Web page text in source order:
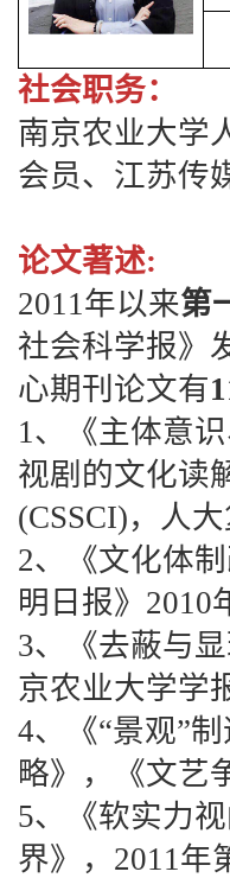
社会职务：
南京农业大学
会员、江苏传
论文著述:
2011年以来第
社会科学报》
心期刊论文有
1、《主体意
视剧的文化读
(CSSCI)，人
2、《文化体
明日报》2010
3、《去蔽与
京农业大学学
4、《“景观”
略》，《文艺
5、《软实力
界》，2011年